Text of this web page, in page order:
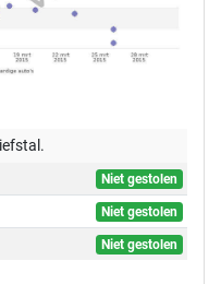
Niet gestolen
Niet gestolen
Niet gestolen